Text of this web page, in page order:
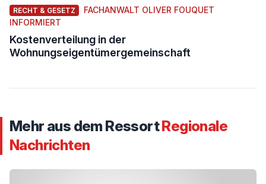
RECHT & GESETZ
FACHANWALT OLIVER FOUQUET
INFORMIERT
Kostenverteilung in der
Wohnungseigentümergemeinschaft
Mehr aus dem RessortRegionale
Nachrichten